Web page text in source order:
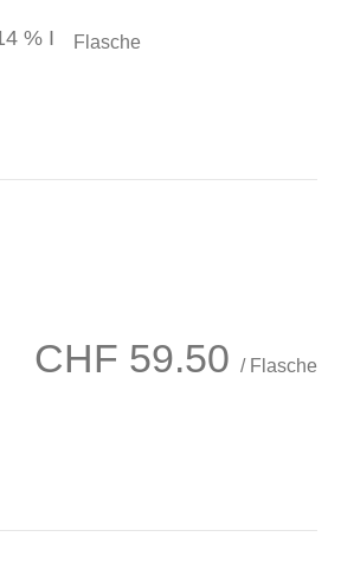
% I
Flasche
CHF 59.50 / Flasche